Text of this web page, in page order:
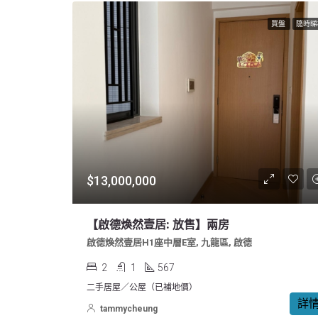
買盤 隨時
$13,000,000
【啟德煥然壹居: 放售】兩房
啟德煥然壹居H1座中層E室, 九龍區, 啟德
2 1 567
二手居屋／公屋（已補地價）
詳
tammycheung